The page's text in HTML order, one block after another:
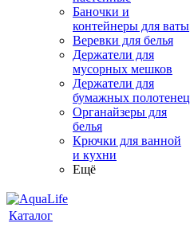
Баночки и
контейнеры для ваты
Веревки для белья
Держатели для
мусорных мешков
Держатели для
бумажных полотенец
Органайзеры для
белья
Крючки для ванной
и кухни
Ещё
Каталог